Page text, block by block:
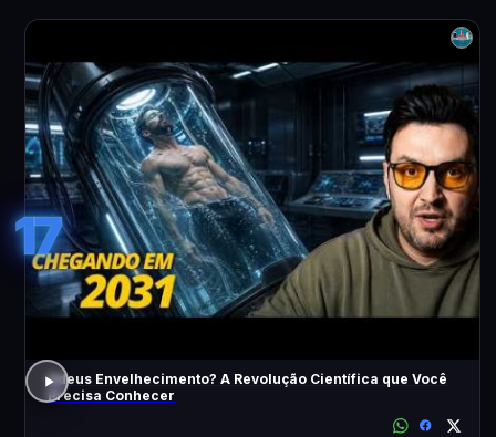
17
Adeus Envelhecimento? A Revolução Científica que Você
Precisa Conhecer